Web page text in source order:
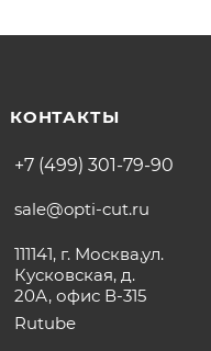
КОНТАКТЫ
+7 (499) 301-79-90
sale@opti-cut.ru
111141, г. Москва,ул.
Кусковская, д.
20А, офис В-315
Rutube